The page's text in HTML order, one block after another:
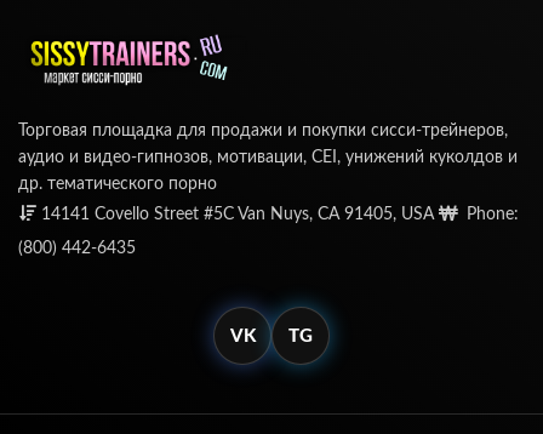
Торговая площадка для продажи и покупки сисси-трейнеров,
аудио и видео-гипнозов, мотивации, CEI, унижений куколдов и
др. тематического порно
14141 Covello Street #5C Van Nuys, CA 91405, USA
Phone:
(800) 442-6435
VK TG